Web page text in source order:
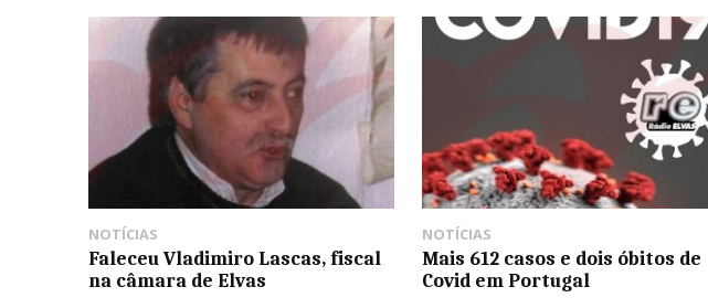
NOTÍCIAS
Faleceu Vladimiro Lascas, fiscal
na câmara de Elvas
NOTÍCIAS
Mais 612 casos e dois óbitos de
Covid em Portugal